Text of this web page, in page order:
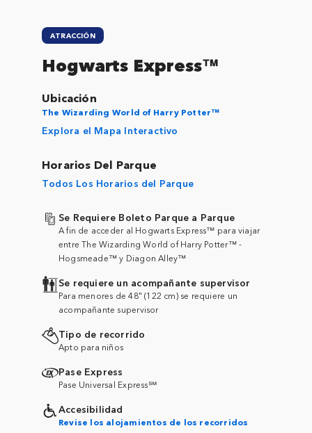
ATRACCIÓN
Hogwarts Express™
Ubicación
The Wizarding World of Harry Potter™
Explora el Mapa Interactivo
Horarios Del Parque
Todos Los Horarios del Parque
Se Requiere Boleto Parque a Parque
A fin de acceder al Hogwarts Express™ para viajar
entre The Wizarding World of Harry Potter™ -
Hogsmeade™ y Diagon Alley™
Se requiere un acompañante supervisor
Para menores de 48" (122 cm) se requiere un
acompañante supervisor
Tipo de recorrido
Apto para niños
Pase Express
Pase Universal Express℠
Accesibilidad
Revise los alojamientos de los recorridos